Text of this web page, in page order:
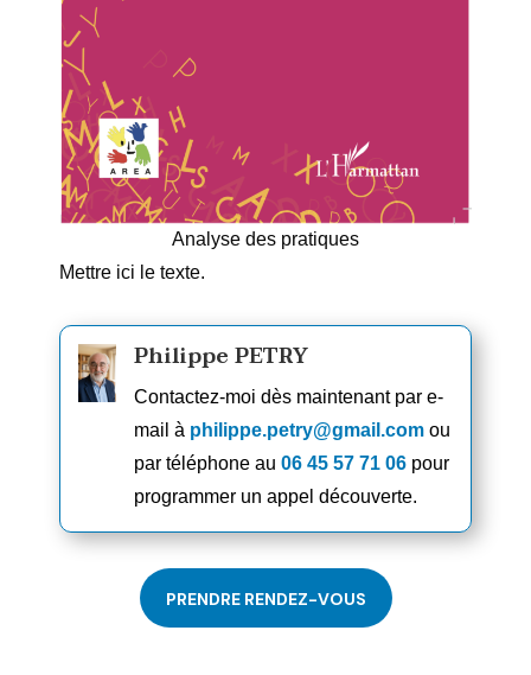
Analyse des pratiques
Mettre ici le texte.
Philippe PETRY
Contactez-moi dès maintenant par e-
mail à philippe.petry@gmail.com ou
par téléphone au 06 45 57 71 06 pour
programmer un appel découverte.
PRENDRE RENDEZ-VOUS